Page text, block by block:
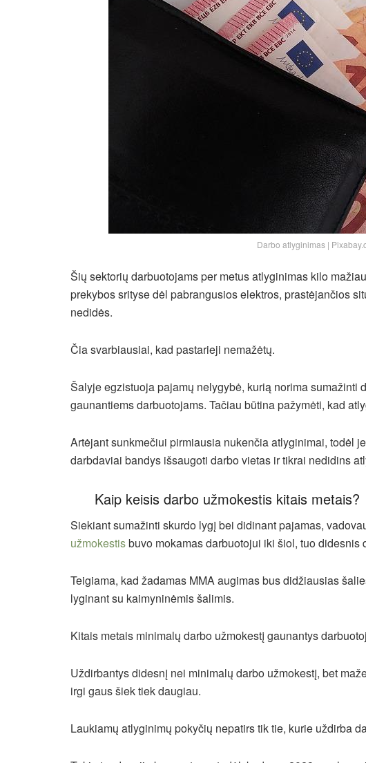
Darbo atlyginimas |
Šių sektorių darbuotojams per metus atlyginimas kilo
prekybos srityse dėl pabrangusios elektros, prastėjančios
nedidės.
Čia svarbiausiai, kad pastarieji nemažėtų.
Šalyje egzistuoja pajamų nelygybė, kurią norima sumažinti
gaunantiems darbuotojams. Tačiau būtina pažymėti, kad
Artėjant sunkmečiui pirmiausia nukenčia atlyginimai, todėl
darbdaviai bandys išsaugoti darbo vietas ir tikrai nedidins
Kaip keisis darbo užmokestis kitais metais?
Siekiant sumažinti skurdo lygį bei didinant pajamas,
užmokestisbuvo mokamas darbuotojui iki šiol, tuo
Teigiama, kad žadamas MMA augimas bus didžiausias
lyginant su kaimyninėmis šalimis.
Kitais metais minimalų darbo užmokestį gaunantys
Uždirbantys didesnį nei minimalų darbo užmokestį, bet
irgi gaus šiek tiek daugiau.
Laukiamų atlyginimų pokyčių nepatirs tik tie, kurie uždirba